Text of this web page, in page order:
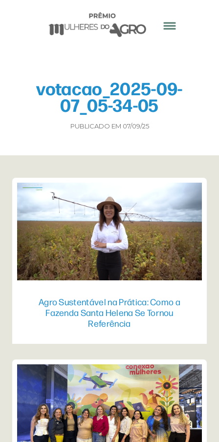
votacao_2025-09-
07_05-34-05
PUBLICADO EM 07/09/25
Agro Sustentável na Prática: Como a
Fazenda Santa Helena Se Tornou
Referência